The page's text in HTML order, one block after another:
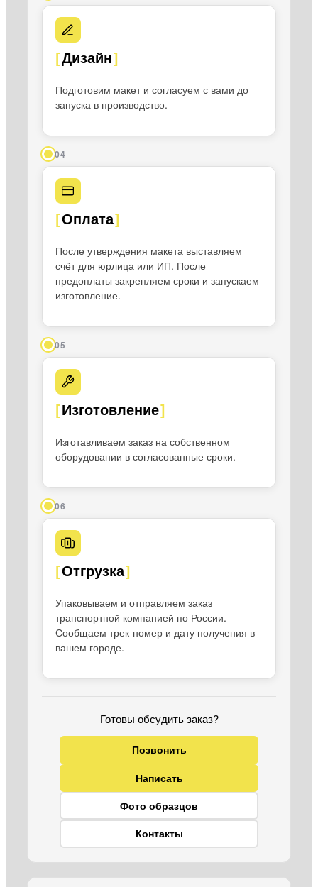
Дизайн
Подготовим макет и согласуем с вами до
запуска в производство.
04
Оплата
После утверждения макета выставляем
счёт для юрлица или ИП. После
предоплаты закрепляем сроки и запускаем
изготовление.
05
Изготовление
Изготавливаем заказ на собственном
оборудовании в согласованные сроки.
06
Отгрузка
Упаковываем и отправляем заказ
транспортной компанией по России.
Сообщаем трек-номер и дату получения в
вашем городе.
Готовы обсудить заказ?
Позвонить
Написать
Фото образцов
Контакты